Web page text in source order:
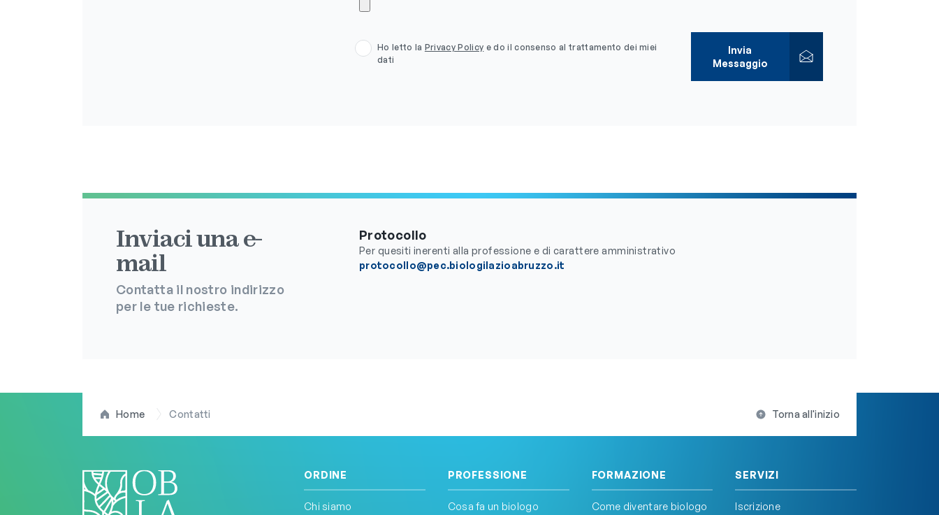
Ho letto la Privacy Policy e do il consenso al trattamento dei miei
dati
Invia
Messaggio
Inviaci una e-
mail
Contatta il nostro indirizzo
per le tue richieste.
Protocollo
Per quesiti inerenti alla professione e di carattere amministrativo
protocollo@pec.biologilazioabruzzo.it
Home Contatti Torna all'inizio
ORDINE
Chi siamo
PROFESSIONE
Cosa fa un biologo
FORMAZIONE
Come diventare biologo
SERVIZI
Iscrizione